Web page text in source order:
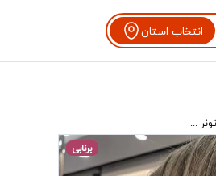
انتخاب استان
...
برنابی